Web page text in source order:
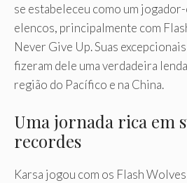
se estabeleceu como um
elencos, principalmente com
Never Give Up. Suas
fizeram dele uma verdadeira
região do Pacífico e na China.
Uma jornada rica em
recordes
Karsa jogou com os Flash